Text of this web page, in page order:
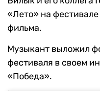
«Лето» на
фильма.
Музыкант выложил
фестиваля в своем
«Победа».